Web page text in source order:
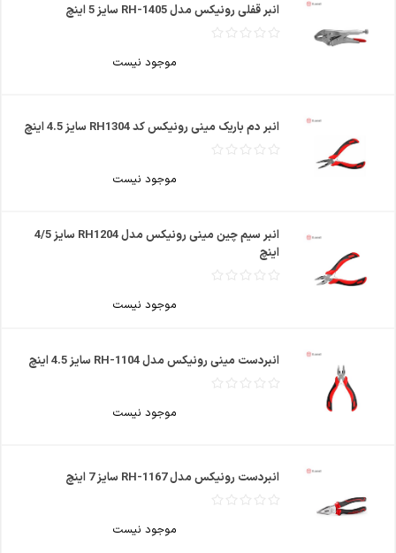
انبر قفلی رونیکس مدل RH-1405 سایز 5 اینچ
موجود نیست
انبر دم باریک مینی رونیکس کد RH1304 سایز 4.5 اینچ
موجود نیست
انبر سیم چین مینی رونیکس مدل RH1204 سایز 4/5
اینچ
موجود نیست
انبردست مینی رونیکس مدل RH-1104 سایز 4.5 اینچ
موجود نیست
انبردست رونیکس مدل RH-1167 سایز 7 اینچ
موجود نیست